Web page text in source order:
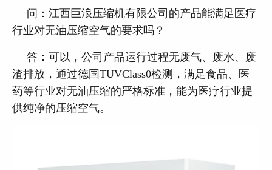
问：江西巨浪压缩机有限公司的产品能满足医疗
行业对无油压缩空气的要求吗？
答：可以，公司产品运行过程无废气、废水、废
渣排放，通过德国TUVClass0检测，满足食品、医
药等行业对无油压缩的严格标准，能为医疗行业提
供纯净的压缩空气。